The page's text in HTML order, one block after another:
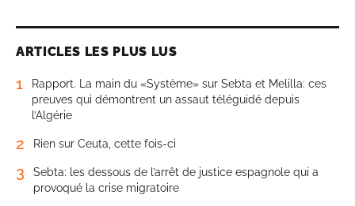
ARTICLES LES PLUS LUS
1
Rapport. La main du «Système» sur Sebta et Melilla: ces
preuves qui démontrent un assaut téléguidé depuis
l’Algérie
2 Rien sur Ceuta, cette fois-ci
3
Sebta: les dessous de l’arrêt de justice espagnole qui a
provoqué la crise migratoire